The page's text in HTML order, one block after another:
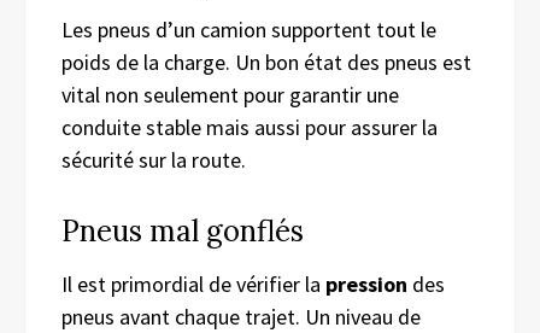
Les pneus d’un camion supportent tout le
poids de la charge. Un bon état des pneus est
vital non seulement pour garantir une
conduite stable mais aussi pour assurer la
sécurité sur la route.
Pneus mal gonflés
Il est primordial de vérifier la pression des
pneus avant chaque trajet. Un niveau de